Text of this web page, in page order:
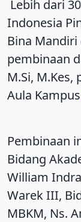
Lebih dari
Indonesia
Bina
pembinaan
M.Si, M.Kes,
Aula Kampus
Pembinaan
Bidang
William
Warek III,
MBKM, Ns.